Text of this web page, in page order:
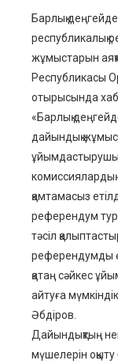
Барлық
республикалық
жұмыстарын
Республикасы
отырысында
«Барлық
дайындық
комиссиялардың
қамтамасыз
референдум
тәсіл
референдумды
қатаң сәйкес
айтуға
Әбдіров.
Дайындықтың
мүшелерін